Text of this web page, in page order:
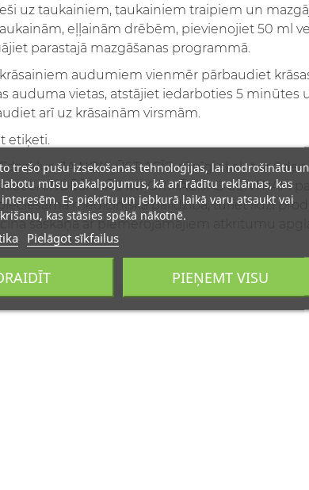
uz taukainiem, taukainiem traipiem un
eļļainām drēbēm, pievienojiet 50 ml
parastajā mazgāšanas programmā.
audumiem vienmēr pārbaudiet
auduma vietas, atstājiet iedarboties 5 minūtes
arī uz krāsainām virsmām.
etiķeti.
JA NOKĻŪST ACĪS: rūpīgi skalot ar
SAINDĒŠANĀS INFORMĀCIJAS CENTRAM
medicīniska palīdzība, turiet līdzi
saskaņā ar piemērojamajiem atkritumu
trešo pušu izsekošanas tehnoloģijas, lai nodrošinātu un
mūsu pakalpojumus, kā arī rādītu reklāmas, kas
Es piekrītu un jebkurā laikā varu atsaukt vai
kas stāsies spēkā nākotnē.
Pielāgot sīkfailus
PIEŅEMT VISU